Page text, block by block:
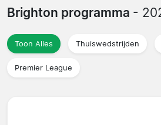
Brighton programma -
Toon Alles Thuiswedstrijden
Premier League